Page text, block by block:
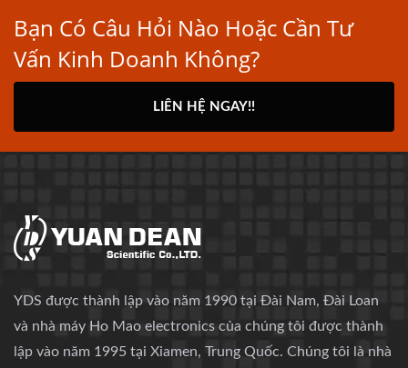
Bạn Có Câu Hỏi Nào Hoặc Cần Tư
Vấn Kinh Doanh Không?
LIÊN HỆ NGAY!!
YDS được thành lập vào năm 1990 tại Đài Nam, Đài Loan
và nhà máy Ho Mao electronics của chúng tôi được thành
lập vào năm 1995 tại Xiamen, Trung Quốc. Chúng tôi là nhà